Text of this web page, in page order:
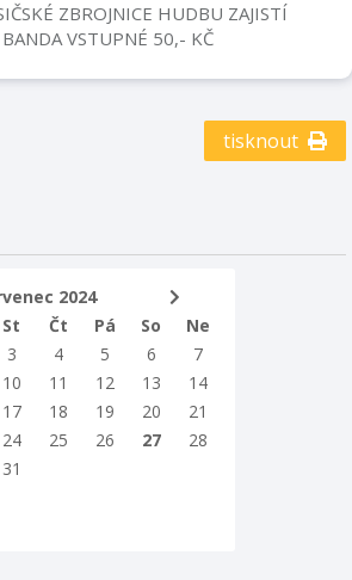
ZBROJNICE HUDBU ZAJISTÍ
VSTUPNÉ 50,- KČ
tisknout
2024
St Čt Pá So
Ne
3 4 5 6
7
10 11 12 13
14
17 18 19 20
21
24 25 26 27
28
31